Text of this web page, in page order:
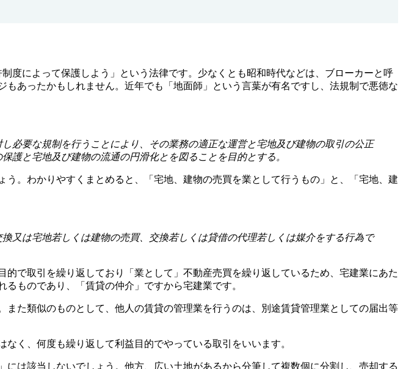
度によって保護しよう」という法律です。少なくとも昭和時代などは、ブローカーと呼
あったかもしれません。近年でも「地面師」という言葉が有名ですし、法規制で悪徳な
要な規制を行うことにより、その業務の適正な運営と宅地及び建物の取引の公正
護と宅地及び建物の流通の円滑化とを図ることを目的とする。
。わかりやすくまとめると、「宅地、建物の売買を業として行うもの」と、「宅地、建
は宅地若しくは建物の売買、交換若しくは貸借の代理若しくは媒介をする行為で
で取引を繰り返しており「業として」不動産売買を繰り返しているため、宅建業にあた
ものであり、「賃貸の仲介」ですから宅建業です。
た類似のものとして、他人の賃貸の管理業を行うのは、別途賃貸管理業としての届出等
く、何度も繰り返して利益目的でやっている取引をいいます。
は該当しないでしょう。他方、広い土地があるから分筆して複数個に分割し、売却する